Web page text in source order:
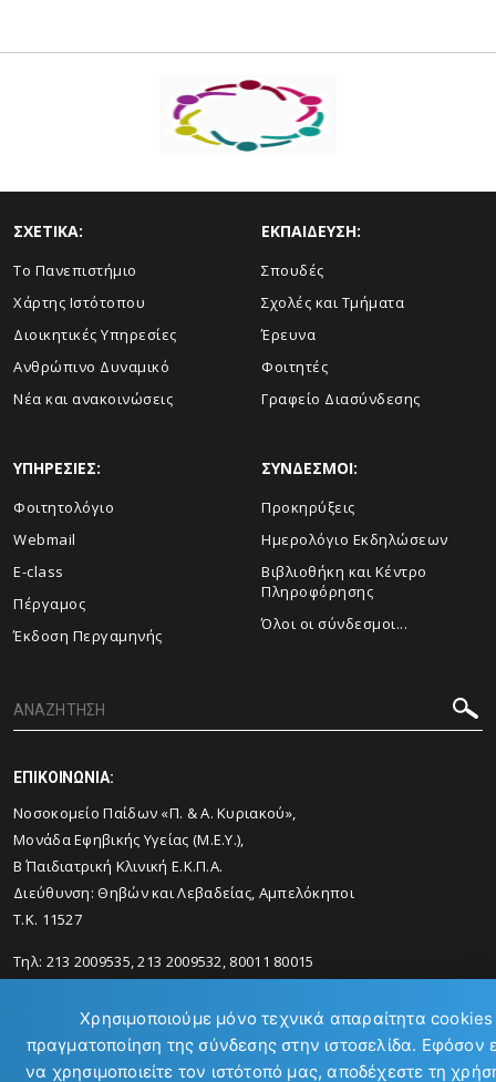
ΣΧΕΤΙΚΑ:
Το Πανεπιστήμιο
Χάρτης Ιστότοπου
Διοικητικές Υπηρεσίες
Ανθρώπινο Δυναμικό
Νέα και ανακοινώσεις
ΕΚΠΑΙΔΕΥΣΗ:
Σπουδές
Σχολές και Τμήματα
Έρευνα
Φοιτητές
Γραφείο Διασύνδεσης
ΥΠΗΡΕΣΙΕΣ:
Φοιτητολόγιο
Webmail
E-class
Πέργαμος
Έκδοση Περγαμηνής
ΣΥΝΔΕΣΜΟΙ:
Προκηρύξεις
Ημερολόγιο Εκδηλώσεων
Βιβλιοθήκη και Κέντρο
Πληροφόρησης
Όλοι οι σύνδεσμοι...
ΕΠΙΚΟΙΝΩΝΙΑ:
Νοσοκομείο Παίδων «Π. & Α. Κυριακού»,
Μονάδα Εφηβικής Υγείας (Μ.Ε.Υ.),
Β΄ Παιδιατρική Κλινική Ε.Κ.Π.Α.
Διεύθυνση: Θηβών και Λεβαδείας, Αμπελόκηποι
Τ.Κ. 11527
Τηλ: 213 2009535, 213 2009532, 80011 80015
Χρησιμοποιούμε μόνο τεχνικά απαραίτητα cookies
πραγματοποίηση της σύνδεσης στην ιστοσελίδα. Εφόσον
να χρησιμοποιείτε τον ιστότοπό μας, αποδέχεστε τη